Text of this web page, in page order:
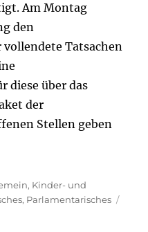
Am Montag
den
vollendete Tatsachen
diese über das
der
Stellen geben
in Sachen
, Kinder- und
, Parlamentarisches